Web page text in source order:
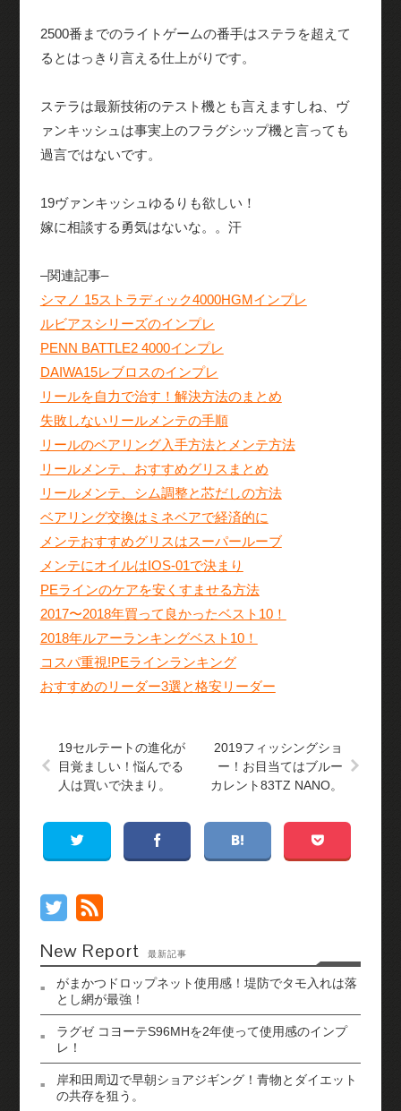
2500番までのライトゲームの番手はステラを超えて
るとはっきり言える仕上がりです。
ステラは最新技術のテスト機とも言えますしね、ヴ
ァンキッシュは事実上のフラグシップ機と言っても
過言ではないです。
19ヴァンキッシュゆるりも欲しい！
嫁に相談する勇気はないな。。汗
–関連記事–
シマノ 15ストラディック4000HGMインプレ
ルビアスシリーズのインプレ
PENN BATTLE2 4000インプレ
DAIWA15レブロスのインプレ
リールを自力で治す！解決方法のまとめ
失敗しないリールメンテの手順
リールのベアリング入手方法とメンテ方法
リールメンテ、おすすめグリスまとめ
リールメンテ、シム調整と芯だしの方法
ベアリング交換はミネベアで経済的に
メンテおすすめグリスはスーパールーブ
メンテにオイルはIOS-01で決まり
PEラインのケアを安くすませる方法
2017〜2018年買って良かったベスト10！
2018年ルアーランキングベスト10！
コスパ重視!PEラインランキング
おすすめのリーダー3選と格安リーダー
19セルテートの進化が
目覚ましい！悩んでる
人は買いで決まり。
2019フィッシングショ
ー！お目当てはブルー
カレント83TZ NANO。
New Report 最新記事
がまかつドロップネット使用感！堤防でタモ入れは落
とし網が最強！
ラグゼ コヨーテS96MHを2年使って使用感のインプ
レ！
岸和田周辺で早朝ショアジギング！青物とダイエット
の共存を狙う。